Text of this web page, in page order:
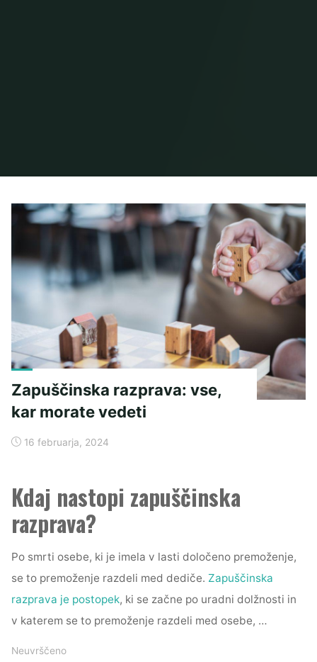
Zapuščinska razprava: vse,
kar morate vedeti
16 februarja, 2024
Kdaj nastopi zapuščinska
razprava?
Po smrti osebe, ki je imela v lasti določeno premoženje,
se to premoženje razdeli med dediče. Zapuščinska
razprava je postopek, ki se začne po uradni dolžnosti in
v katerem se to premoženje razdeli med osebe, …
Neuvrščeno